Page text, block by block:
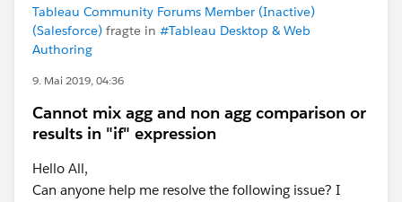
Tableau Community Forums Member (Inactive)
(Salesforce) fragte in #Tableau Desktop & Web
Authoring
9. Mai 2019, 04:36
Cannot mix agg and non agg comparison or
results in "if" expression
Hello All,
Can anyone help me resolve the following issue? I